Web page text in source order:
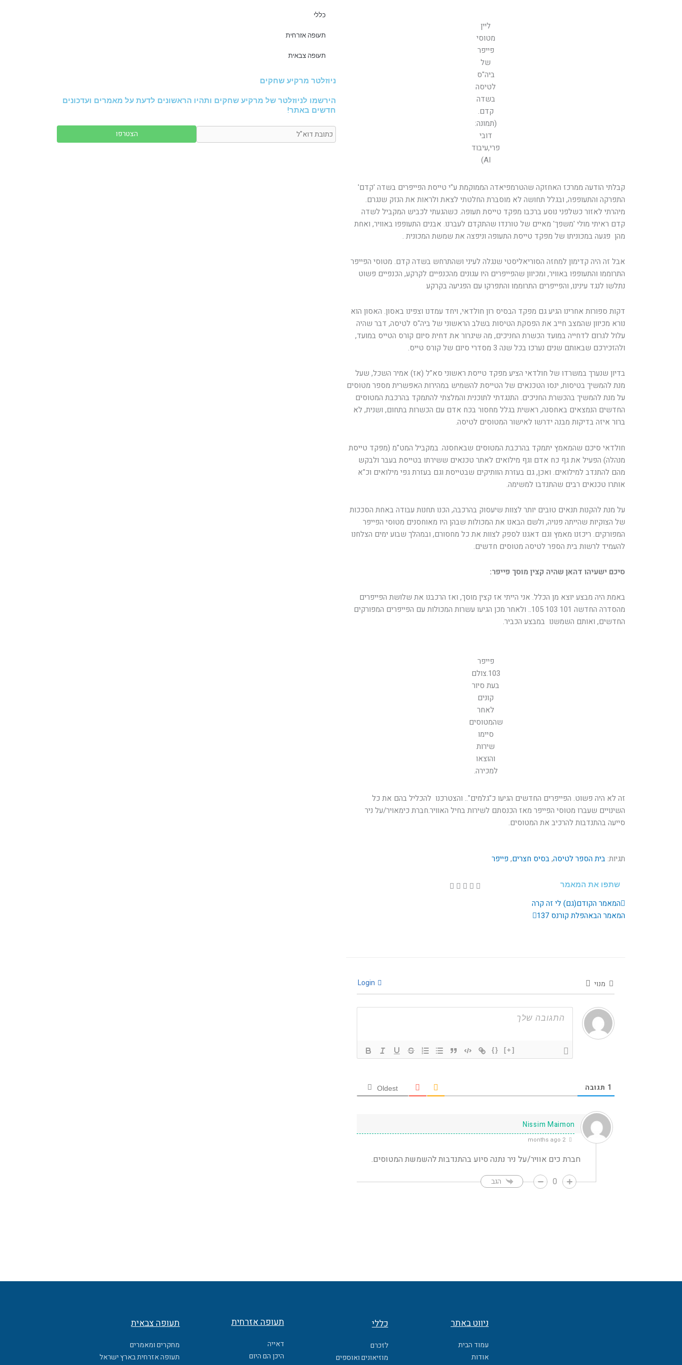
ליין
מטוסי
פייפר
של
ביה"ס
לטיסה
בשדה
קדם.
(תמונה:
דובי
פרי,עיבוד
AI)
קבלתי הודעה ממרכז האחזקה שהטרמפיאדה הממוקמת ע"י טייסת הפייפרים בשדה 'קדם'
התפרקה והתעופפה, ובגלל תחושה לא מוסברת החלטתי לצאת ולראות את הנזק שנגרם.
מיהרתי לאזור כשלפני נוסע ברכבו מפקד טייסת תעופה. כשהגעתי לכביש המקביל לשדה
קדם ראיתי מולי 'משפך' מאיים של טורנדו שהתקדם לעברנו. אבנים התעופפו באוויר, ואחת
מהן פגעה במכוניתו של מפקד טייסת התעופה וניפצה את שמשת המכונית .
אבל זה היה קדימון למחזה הסוריאליסטי שנגלה לעיני ושהתרחש בשדה קדם. מטוסי הפייפר
התרוממו והתעופפו באוויר, ומכיוון שהפייפרים היו עגונים מהכנפיים לקרקע, הכנפיים פשוט
נתלשו לנגד עינינו, והפייפרים התרוממו והתפרקו עם הפגיעה בקרקע
דקות ספורות אחרינו הגיע גם מפקד הבסיס רון חולדאי, ויחד עמדנו וצפינו באסון. האסון הוא
נורא מכיוון שהמצב חייב את הפסקת הטיסות בשלב הראשוני של ביה"ס לטיסה, דבר שהיה
עלול לגרום לדחייה במועד הכשרת החניכים, מה שיגרור את דחית סיום קורס הטייס במועד,
ולהזכירכם שבאותם שנים נערכו בכל שנה 3 מסדרי סיום של קורס טייס.
בדיון שנערך במשרדו של חולדאי הציע מפקד טייסת ראשוני סא"ל (אז) אמיר השכל, שעל
מנת להמשיך בטיסות, ינסו הטכנאים של הטייסת להשמיש במהירות האפשרית מספר מטוסים
על מנת להמשיך בהכשרת החניכים. התנגדתי לתוכנית והמלצתי להתמקד בהרכבת המטוסים
החדשים הנמצאים באחסנה, ראשית בגלל מחסור בכח אדם עם הכשרות בתחום, ושנית, לא
ברור איזה בדיקות מבנה ידרשו לאישור המטוסים לטיסה.
חולדאי סיכם שהמאמץ יתמקד בהרכבת המטוסים שבאחסנה. במקביל המט"מ (מפקד טייסת
מנהלה) הפעיל את גף כח אדם וגף מילואים לאתר טכנאים ששירתו בטייסת בעבר ולבקש
מהם להתנדב למילואים. ואכן, גם בעזרת הוותיקים שבטייסת וגם בעזרת גפי מילואים וכ"א
אותרו טכנאים רבים שהתנדבו למשימה.
על מנת להקנות תנאים טובים יותר לצוות שיעסוק בהרכבה, הכנו תחנות עבודה באחת הסככות
של הצוקיות שהייתה פנויה, ולשם הבאנו את המכולות שבהן היו מאוחסנים מטוסי הפייפר
המפורקים. ריכזנו מאמץ וגם דאגנו לספק לצוות את כל מחסורם, ובמהלך שבוע ימים הצלחנו
להעמיד לרשות בית הספר לטיסה מטוסים חדשים.
סיכם ישעיהו דהאן שהיה קצין מוסך פייפר:
באמת היה מבצע יוצא מן הכלל. אני הייתי אז קצין מוסך, ואז הרכבנו את שלושת הפייפרים
מהסדרה החדשה 101 103 105.. ולאחר מכן הגיעו עשרות המכולות עם הפייפרים המפורקים
החדשים, ואותם השמשנו במבצע הכביר.
פייפר
103.צולם
בעת סיור
קונים
לאחר
שהמטוסים
סיימו
שירות
והוצאו
למכירה.
זה לא היה פשוט. הפייפרים החדשים הגיעו כ"גלמים".. והצטרכנו להכליל בהם את כל
השינויים שעברו מטוסי הפייפר מאז הכנסתם לשירות בחיל האוויר.חברת כימאויר/על ניר
סייעה בהתנדבות להרכיב את המטוסים.
תגיות: בית הספר לטיסה,בסיס חצרים, פייפר
שתפו את המאמר
קודם
המאמר הקודם(גם) לי זה קרה
המאמר הבאהפלת קורנס 137
הבא
מנוי
{} [+]
1 תגובה Oldest
Nissim Maimon
2 months ago
חברת כים אוויר/על ניר נתנה סיוע בהתנדבות להשמשת המטוסים.
0
הגב
כללי
תעופה אזרחית
תעופה צבאית
ניוזלטר מרקיע שחקים
הירשמו לניוזלטר של מרקיע שחקים ותהיו הראשונים לדעת על מאמרים ועדכונים
חדשים באתר!
ניווט באתר
עמוד הבית
אודות
כללי
לזכרם
מוזיאונים ואוספים
תעופה אזרחית
דאייה
היכן הם היום
תעופה צבאית
מחקרים ומאמרים
תעופה אזרחית בארץ ישראל